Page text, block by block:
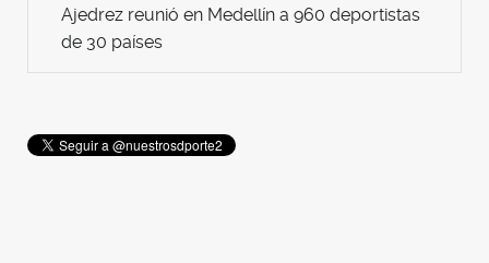
Ajedrez reunió en Medellín a 960 deportistas
de 30 países